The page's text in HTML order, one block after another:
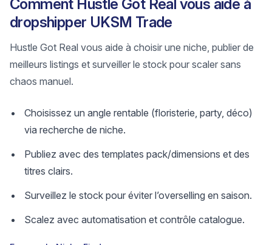
Comment Hustle Got Real vous aide à
dropshipper UKSM Trade
Hustle Got Real vous aide à choisir une niche, publier de
meilleurs listings et surveiller le stock pour scaler sans
chaos manuel.
Choisissez un angle rentable (floristerie, party, déco)
via recherche de niche.
Publiez avec des templates pack/dimensions et des
titres clairs.
Surveillez le stock pour éviter l’overselling en saison.
Scalez avec automatisation et contrôle catalogue.